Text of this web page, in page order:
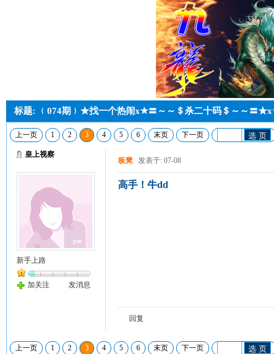
标题: ﹛074期﹜★找一个热闹x★〓～～＄杀二十码＄～～〓
上一页 1 2 3 4 5 6 末页 下一页 选 页
皇上视察
新手上路
加关注 发消息
板凳 发表于: 07-08
高手！牛dd
回复
上一页 1 2 3 4 5 6 末页 下一页 选 页